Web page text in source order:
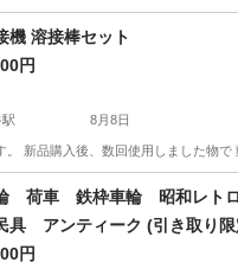
溶接機 溶接棒セット
円
駅 8月8日
。 新品購入後、数回使用しました物
谷駅 その他 溶接機
荷車 鉄枠車輪 昭和レトロ
具 アンティーク (引き取り限
円